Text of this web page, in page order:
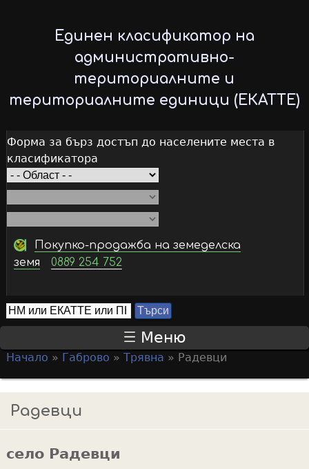
to
main
content
Единен класификатор на
административно-
териториалните и
териториалните единици (ЕКАТТЕ)
Форма за бърз достъп до населените места в
класификатора
Покупко-продажба на земеделска
земя
0889 254 752
S
e
r
c
h
f
Т
ъ
с
и
Меню
o
u
r
Начало » Габрово » Трявна » Радевци
Радевци
село Радевци